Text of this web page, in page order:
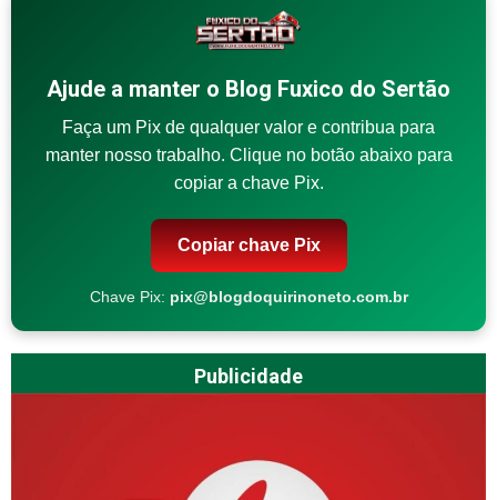
Ajude a manter o Blog Fuxico do Sertão
Faça um Pix de qualquer valor e contribua para
manter nosso trabalho. Clique no botão abaixo para
copiar a chave Pix.
Copiar chave Pix
Chave Pix: pix@blogdoquirinoneto.com.br
Publicidade